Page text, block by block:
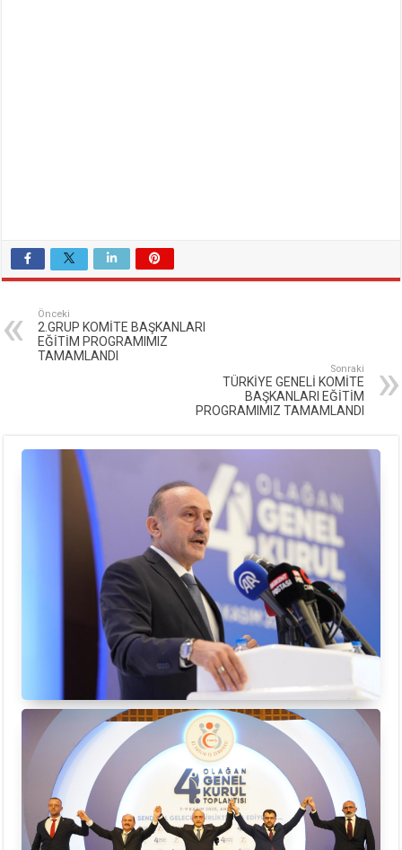
Önceki
2.GRUP KOMİTE BAŞKANLARI
EĞİTİM PROGRAMIMIZ
TAMAMLANDI
Sonraki
TÜRKİYE GENELİ KOMİTE
BAŞKANLARI EĞİTİM
PROGRAMIMIZ TAMAMLANDI